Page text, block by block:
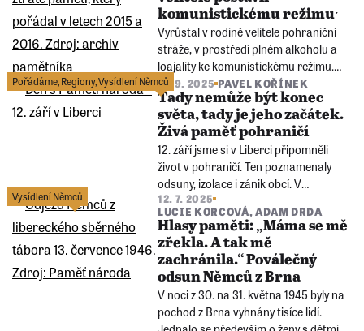
kontinuity.
komunistickému režimuˑ
Vyrůstal v rodině velitele pohraniční
stráže, v prostředí plném alkoholu a
loajality ke komunistickému režimu.
Právě odpor k otci ho přivedl k
disentu, veřejným protestům i ke
změně vlastního jména jako
symbolickému přerušení rodinné
kontinuity.
Pořádáme,Regiony,Vysídlení Němců11. 9. 2025 PAVEL KOŘÍNEK
Tady nemůže být konec
světa, tady je jeho začátek.
Živá paměť pohraničí
12. září jsme si v Liberci připomněli
život v pohraničí. Ten poznamenaly
odsuny, izolace i zánik obcí. V
regionech Frýdlantska a Šluknovska
ožívají příběhy pamětníků i debata o
tom, jak minulost formuje dnešní život
v těchto často opomíjených místech.
Vysídlení Němců
12. 7. 2025
LUCIE KORCOVÁ,ADAM DRDA
Hlasy paměti: „Máma se mě
zřekla. A tak mě
zachránila.“ Poválečný
odsun Němců z Brna
V noci z 30. na 31. května 1945 byly na
pochod z Brna vyhnány tisíce lidí.